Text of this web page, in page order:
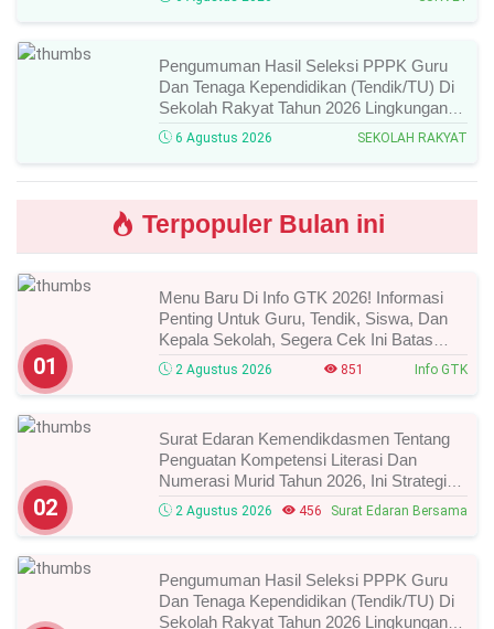
Pengumuman Hasil Seleksi PPPK Guru
Dan Tenaga Kependidikan (Tendik/TU) Di
Sekolah Rakyat Tahun 2026 Lingkungan
Kementerian Sosial RI, Ini Daftar Nama
Peserta Yang Lolos!
6 Agustus 2026 SEKOLAH RAKYAT
Terpopuler Bulan ini
01
Menu Baru Di Info GTK 2026! Informasi
Penting Untuk Guru, Tendik, Siswa, Dan
Kepala Sekolah, Segera Cek Ini Batas
Waktunya!
2 Agustus 2026 851 Info GTK
02
Surat Edaran Kemendikdasmen Tentang
Penguatan Kompetensi Literasi Dan
Numerasi Murid Tahun 2026, Ini Strategi
Dan Alurnya
2 Agustus 2026 456 Surat Edaran Bersama
Pengumuman Hasil Seleksi PPPK Guru
Dan Tenaga Kependidikan (Tendik/TU) Di
Sekolah Rakyat Tahun 2026 Lingkungan